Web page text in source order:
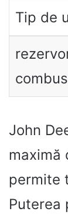
Tip de
John
maximă
permite
Puterea